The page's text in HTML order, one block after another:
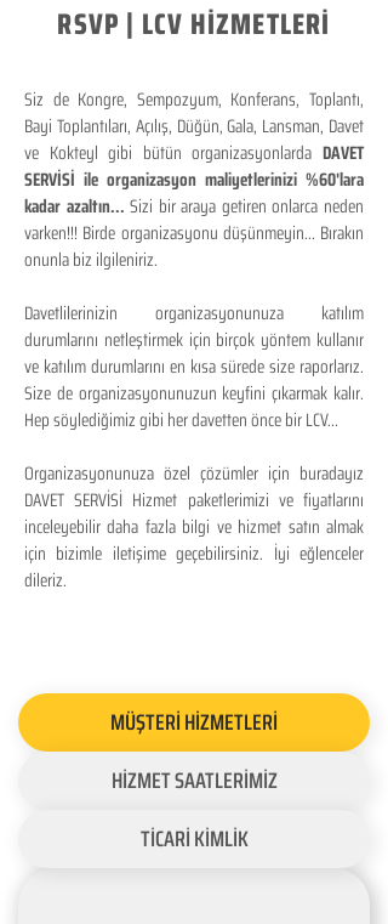
RSVP | LCV HİZMETLERİ
Siz de Kongre, Sempozyum, Konferans, Toplantı,
Bayi Toplantıları, Açılış, Düğün, Gala, Lansman, Davet
ve Kokteyl gibi bütün organizasyonlarda DAVET
SERVİSİ ile organizasyon maliyetlerinizi %60'lara
kadar azaltın...Sizi bir araya getiren onlarca neden
varken!!! Birde organizasyonu düşünmeyin... Bırakın
onunla biz ilgileniriz.
Davetlilerinizin organizasyonunuza katılım
durumlarını netleştirmek için birçok yöntem kullanır
ve katılım durumlarını en kısa sürede size raporlarız.
Size de organizasyonunuzun keyfini çıkarmak kalır.
Hep söylediğimiz gibi her davetten önce bir LCV...
Organizasyonunuza özel çözümler için buradayız
DAVET SERVİSİ Hizmet paketlerimizi ve fiyatlarını
inceleyebilir daha fazla bilgi ve hizmet satın almak
için bizimle iletişime geçebilirsiniz. İyi eğlenceler
dileriz.
MÜŞTERİ HİZMETLERİ
HİZMET SAATLERİMİZ
TİCARİ KİMLİK